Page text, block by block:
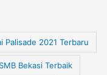
Palisade 2021 Terbaru
Bekasi Terbaik